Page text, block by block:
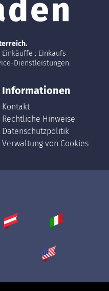
: Einkaufs
Dienstleistungen.
Informationen
Kontakt
Rechtliche Hinweise
Datenschutzpolitik
Verwaltung von Cookies